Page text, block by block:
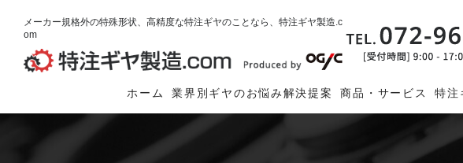
メーカー規格外の特殊形状、高精度な特注ギヤのことなら、特注ギヤ製造.c
om
ホーム 業界別ギヤのお悩み解決提案 商品・サービス 特注